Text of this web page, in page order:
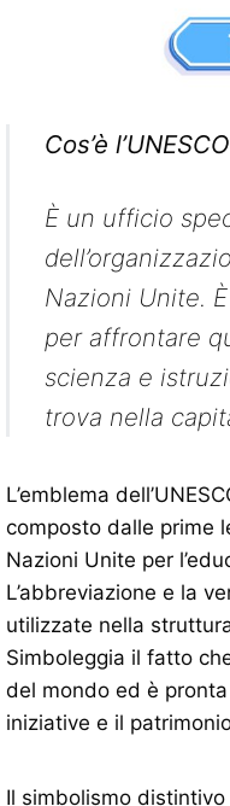
Cos’è
È un ufficio
Nazioni Unite.
per affrontare
scienza e
trova nella
L’emblema
composto dalle prime
Nazioni Unite per
L’abbreviazione e la
utilizzate nella
Simboleggia il fatto
del mondo ed è
iniziative e il
Il simbolismo